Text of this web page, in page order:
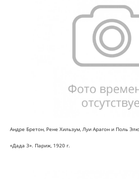
Андре Бретон, Рене Хильзум, Луи Арагон и Поль
«Дада 3». Париж, 1920 г.